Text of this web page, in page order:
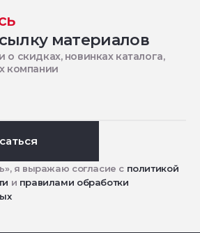
материалов
о скидках, новинках каталога,
компании
я выражаю согласие с политикой
и правилами обработки